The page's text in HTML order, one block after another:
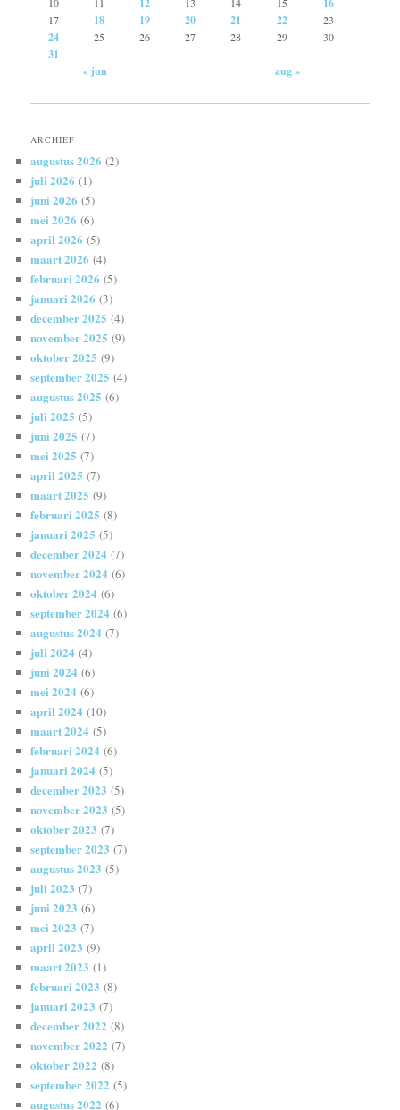
17 18 19 20 21 22 23
24 25 26 27 28 29 30
31
« jun
aug »
ARCHIEF
augustus 2026 (2)
juli 2026 (1)
juni 2026 (5)
mei 2026 (6)
april 2026 (5)
maart 2026 (4)
februari 2026 (5)
januari 2026 (3)
december 2025 (4)
november 2025 (9)
oktober 2025 (9)
september 2025 (4)
augustus 2025 (6)
juli 2025 (5)
juni 2025 (7)
mei 2025 (7)
april 2025 (7)
maart 2025 (9)
februari 2025 (8)
januari 2025 (5)
december 2024 (7)
november 2024 (6)
oktober 2024 (6)
september 2024 (6)
augustus 2024 (7)
juli 2024 (4)
juni 2024 (6)
mei 2024 (6)
april 2024 (10)
maart 2024 (5)
februari 2024 (6)
januari 2024 (5)
december 2023 (5)
november 2023 (5)
oktober 2023 (7)
september 2023 (7)
augustus 2023 (5)
juli 2023 (7)
juni 2023 (6)
mei 2023 (7)
april 2023 (9)
maart 2023 (1)
februari 2023 (8)
januari 2023 (7)
december 2022 (8)
november 2022 (7)
oktober 2022 (8)
september 2022 (5)
augustus 2022 (6)